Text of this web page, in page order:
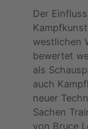
Der
westlichen
bewertet
als
auch
neuer
Sachen
von Bruce